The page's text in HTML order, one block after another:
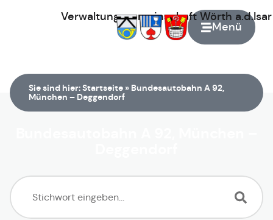
Menü
Verwaltungsgemeinschaft Wörth
Sie sind hier:Startseite » Bundesautobahn A 92,
München – Deggendorf